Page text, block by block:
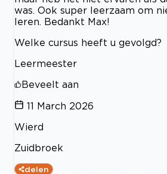
was. Ook super leerzaam om
leren. Bedankt Max!
Welke cursus heeft u gevolgd?
Leermeester
Beveelt aan
11 March 2026
Wierd
Zuidbroek
delen